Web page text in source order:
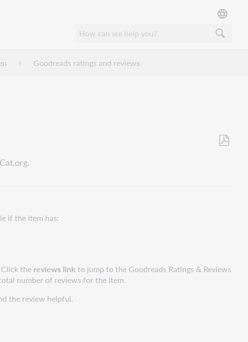
Goodreads ratings and reviews
if the item has:
the reviews link to jump to the Goodreads Ratings & Reviews
number of reviews for the item.
the review helpful.